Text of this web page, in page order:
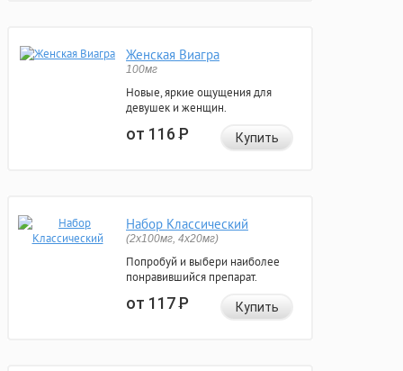
Женская Виагра
100мг
Новые, яркие ощущения для
девушек и женщин.
от 116Р Купить
Набор Классический
(2x100мг, 4x20мг)
Попробуй и выбери наиболее
понравившийся препарат.
от 117Р Купить